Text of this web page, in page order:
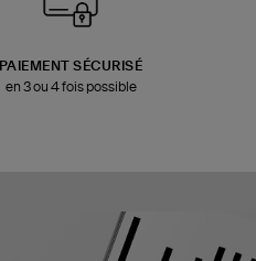
PAIEMENT SÉCURISÉ
en 3 ou 4 fois possible